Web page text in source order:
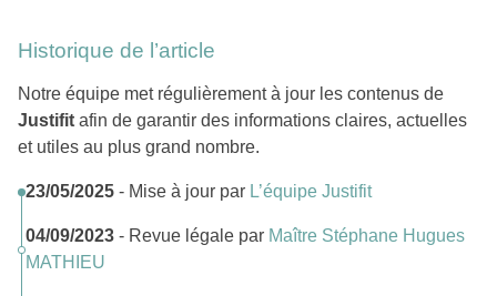
Historique de l’article
Notre équipe met régulièrement à jour les contenus de
Justifit afin de garantir des informations claires, actuelles
et utiles au plus grand nombre.
23/05/2025 - Mise à jour par L’équipe Justifit
04/09/2023 - Revue légale par Maître Stéphane Hugues
MATHIEU